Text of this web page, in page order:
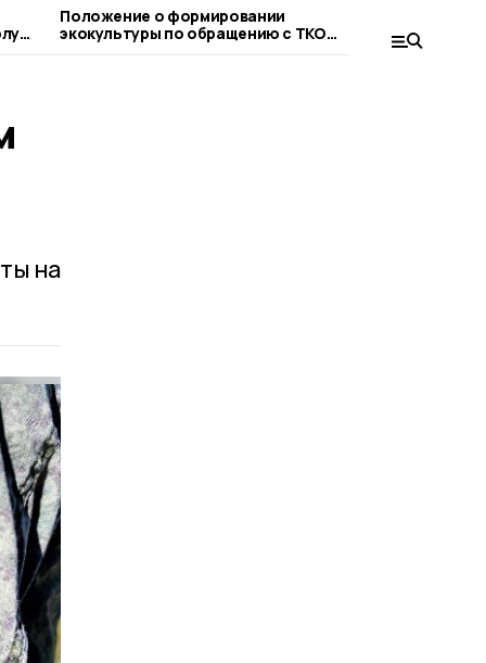
Положение о формировании
экокультуры по обращению с ТКО
утвердили в Котовске
на